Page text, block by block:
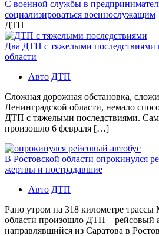
С военной службы в
социализироваться военнослужащим
ДТП
Два ДТП с тяжелыми последствиями
области
Авто ДТП
Сложная дорожная обстановка,
Ленинградской области, немало
ДТП с тяжелыми последствиями.
произошло 6 февраля […]
В Ростовской области опрокинулся
жертвы и пострадавшие
Авто ДТП
Рано утром на 318 километре трассы
области произошло ДТП – рейсовый
направлявшийся из Саратова в